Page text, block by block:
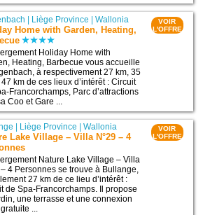
Liège Province |Wallonia
Home with Garden, Heating,
Holiday Home with
Heating, Barbecue vous accueille
à respectivement 27 km, 35
47 km de ces lieux d’intérêt : Circuit
Francorchamps, Parc d’attractions
Coo et Gare ...
VOIR
L'OFFRE
Liège Province |Wallonia
Lake Village – Villa N°29 – 4
Nature Lake Village – Villa
– 4 Personnes se trouve à Bullange,
27 km de ce lieu d’intérêt :
de Spa-Francorchamps. Il propose
une terrasse et une connexion
...
VOIR
L'OFFRE